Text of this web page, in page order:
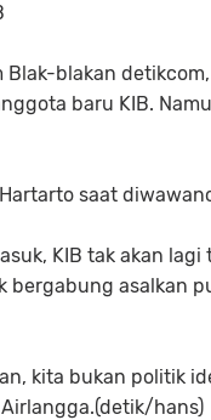
blakan
baru KIB.
saat
KIB tak akan
bergabung asalkan
kita bukan politik
hans)